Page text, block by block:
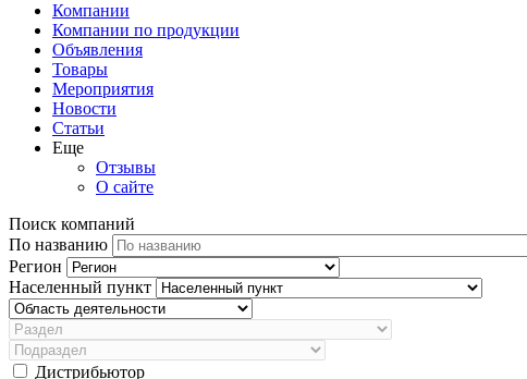
Компании
Компании по продукции
Объявления
Товары
Мероприятия
Новости
Статьи
Еще
Отзывы
О сайте
Поиск компаний
По названию
Регион
Населенный пункт
Дистрибьютор